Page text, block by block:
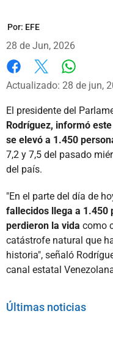
Por: EFE
28 de Jun, 2026
Facebook
X
Actualizado: 28 de jun,
El presidente del
Rodríguez, informó
se elevó a 1.450
7,2 y 7,5 del pasado
del país.
"En el parte del día de
fallecidos llega a 1.450
perdieron la vida como
catástrofe natural que
historia", señaló
canal estatal
Últimas noticias